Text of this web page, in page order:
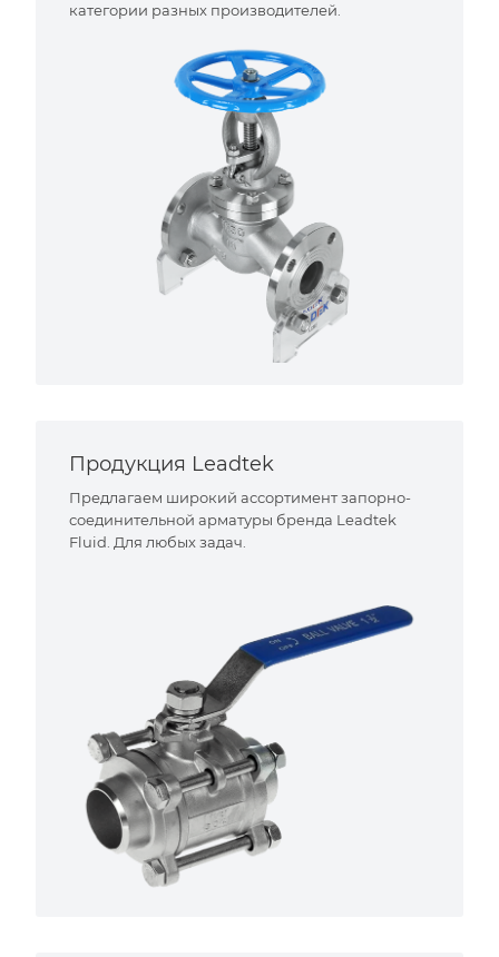
категории разных производителей.
Продукция Leadtek
Предлагаем широкий ассортимент запорно-
соединительной арматуры бренда Leadtek
Fluid. Для любых задач.